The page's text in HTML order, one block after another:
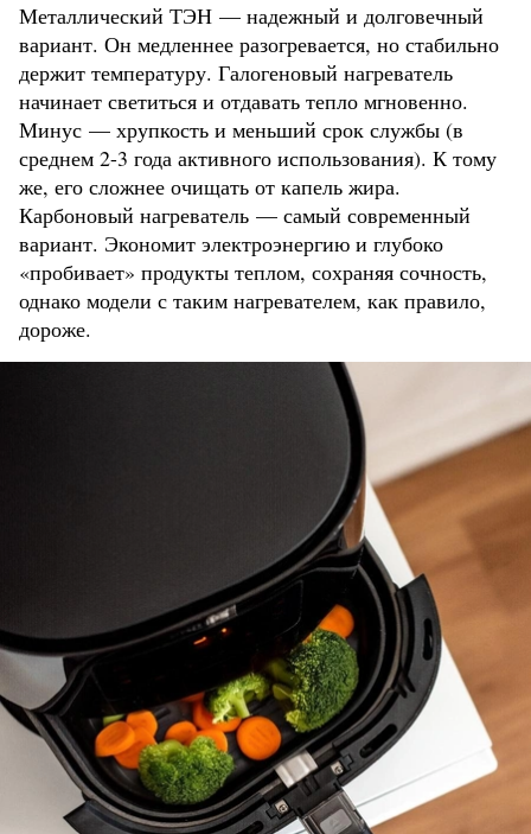
Металлический ТЭН — надежный и долговечный
вариант. Он медленнее разогревается, но стабильно
держит температуру. Галогеновый нагреватель
начинает светиться и отдавать тепло мгновенно.
Минус — хрупкость и меньший срок службы (в
среднем 2-3 года активного использования). К тому
же, его сложнее очищать от капель жира.
Карбоновый нагреватель — самый современный
вариант. Экономит электроэнергию и глубоко
«пробивает» продукты теплом, сохраняя сочность,
однако модели с таким нагревателем, как правило,
дороже.